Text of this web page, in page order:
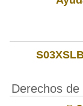
Derechos